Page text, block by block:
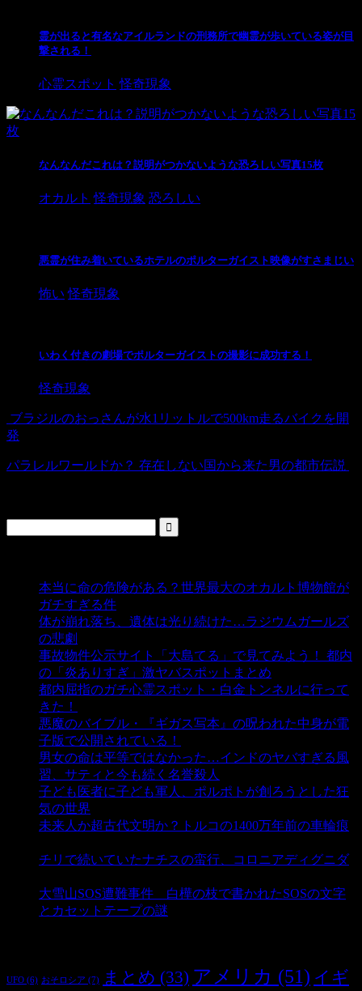
霊が出ると有名なアイルランドの刑務所で幽霊が歩いている姿が目
撃される！
心霊スポット 怪奇現象
なんなんだこれは？説明がつかないような恐ろしい写真15枚
オカルト 怪奇現象 恐ろしい
悪霊が住み着いているホテルのポルターガイスト映像がすさまじい
怖い 怪奇現象
いわく付きの劇場でポルターガイストの撮影に成功する！
怪奇現象
ブラジルのおっさんが水1リットルで500km走るバイクを開
発
パラレルワールドか？ 存在しない国から来た男の都市伝説
本当に命の危険がある？世界最大のオカルト博物館が
ガチすぎる件
体が崩れ落ち、遺体は光り続けた…ラジウムガールズ
の悲劇
事故物件公示サイト「大島てる」で見てみよう！ 都内
の「炎ありすぎ」激ヤバスポットまとめ
都内屈指のガチ心霊スポット・白金トンネルに行って
きた！
悪魔のバイブル・『ギガス写本』の呪われた中身が電
子版で公開されている！
男女の命は平等ではなかった…インドのヤバすぎる風
習、サティと今も続く名誉殺人
子ども医者に子ども軍人、ポルポトが創ろうとした狂
気の世界
未来人か超古代文明か？トルコの1400万年前の車輪痕
チリで続いていたナチスの蛮行、コロニアディグニダ
大雪山SOS遭難事件 白樺の枝で書かれたSOSの文字
とカセットテープの謎
UFO (6) おそロシア (7) まとめ (33) アメリカ (51) イギ